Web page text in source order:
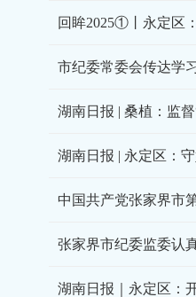
回眸2025①丨永定区
市纪委常委会传达学
湖南日报 | 桑植：监
湖南日报 | 永定区：
中国共产党张家界市
湖南日报｜永定区：